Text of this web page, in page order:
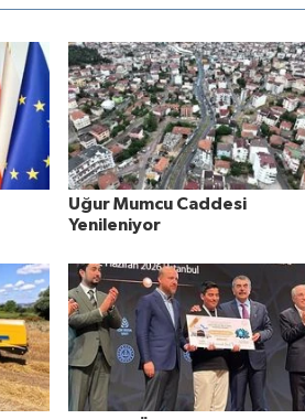
Uğur Mumcu Caddesi
Yenileniyor